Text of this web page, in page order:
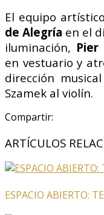
El equipo
de Alegría en el
iluminación, Pier
en vestuario y
dirección
Szamek al violín.
Compartir:
ARTÍCULOS
ESPACIO ABIERTO: